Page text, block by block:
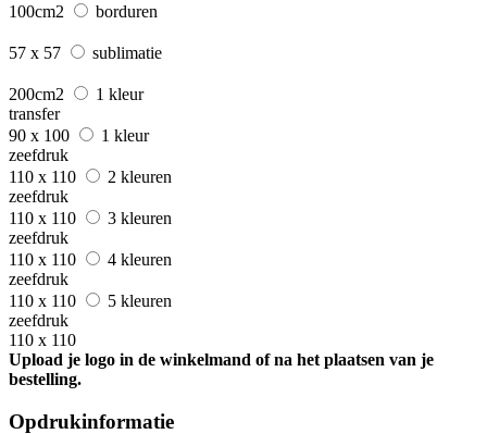
100cm2 borduren
57 x 57 sublimatie
200cm2
1 kleur
transfer
90 x 100
1 kleur
zeefdruk
110 x 110
2 kleuren
zeefdruk
110 x 110
3 kleuren
zeefdruk
110 x 110
4 kleuren
zeefdruk
110 x 110
5 kleuren
zeefdruk
110 x 110
Upload je logo in de winkelmand of na het plaatsen van je
bestelling.
Opdrukinformatie